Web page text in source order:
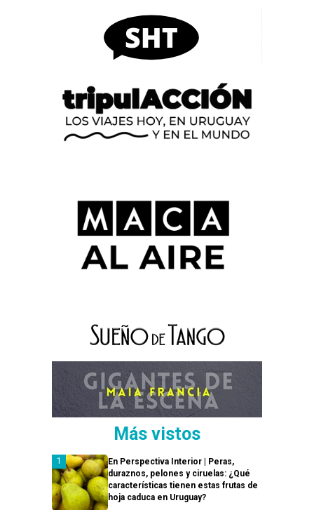
Más vistos
En Perspectiva Interior | Peras,
duraznos, pelones y ciruelas: ¿Qué
características tienen estas frutas de
hoja caduca en Uruguay?